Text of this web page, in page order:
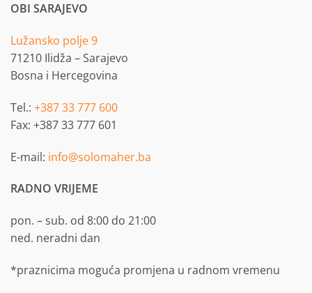
OBI SARAJEVO
Lužansko polje 9
71210 Ilidža – Sarajevo
Bosna i Hercegovina
Tel.: +387 33 777 600
Fax: +387 33 777 601
E-mail: info@solomaher.ba
RADNO VRIJEME
pon. – sub. od 8:00 do 21:00
ned. neradni dan
*praznicima moguća promjena u radnom vremenu